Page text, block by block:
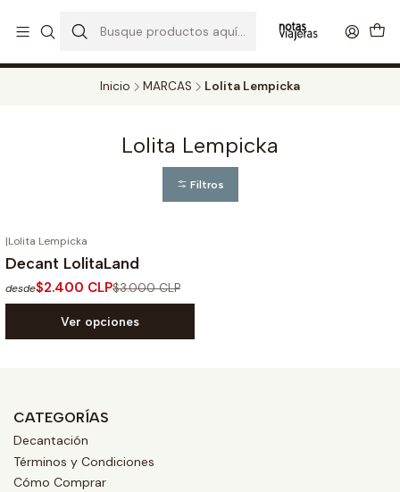
TODOS LOS DECANTS
Inicio MARCAS Lolita Lempicka
Lolita Lempicka
Filtros
-20%OFF
|Lolita Lempicka
Decant LolitaLand
desde$2.400 CLP$3.000 CLP
Ver opciones
CATEGORÍAS
Decantación
Términos y Condiciones
Cómo Comprar